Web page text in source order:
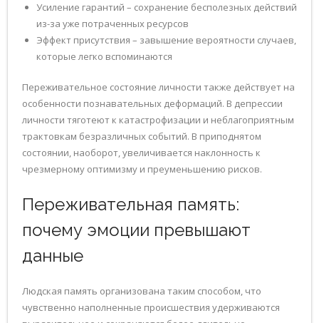
Усиление гарантий – сохранение бесполезных действий
из-за уже потраченных ресурсов
Эффект присутствия – завышение вероятности случаев,
которые легко вспоминаются
Переживательное состояние личности также действует на
особенности познавательных деформаций. В депрессии
личности тяготеют к катастрофизации и неблагоприятным
трактовкам безразличных событий. В приподнятом
состоянии, наоборот, увеличивается наклонность к
чрезмерному оптимизму и преуменьшению рисков.
Переживательная память:
почему эмоции превышают
данные
Людская память организована таким способом, что
чувственно наполненные происшествия удерживаются